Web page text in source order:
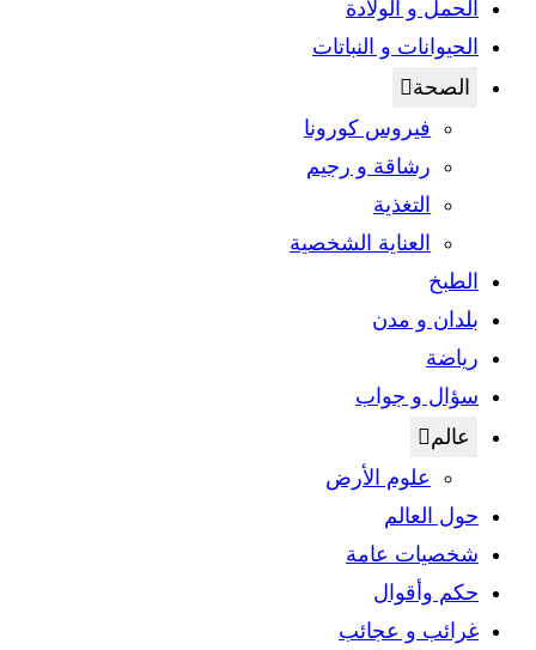
الحمل و الولادة
الحيوانات و النباتات
الصحة
فيروس كورونا
رشاقة و رجيم
التغذية
العناية الشخصية
الطبخ
بلدان و مدن
رياضة
سؤال و جواب
عالم
علوم الأرض
حول العالم
شخصيات عامة
حكم وأقوال
غرائب و عجائب